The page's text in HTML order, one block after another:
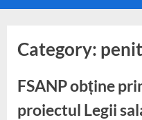
Category:
FSANP obține
proiectul Legii